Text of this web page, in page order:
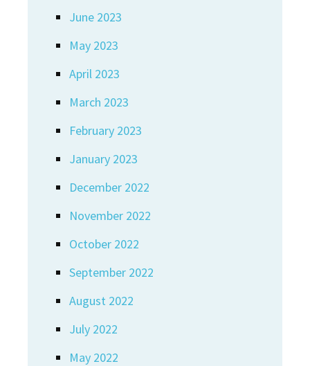
June 2023
May 2023
April 2023
March 2023
February 2023
January 2023
December 2022
November 2022
October 2022
September 2022
August 2022
July 2022
May 2022